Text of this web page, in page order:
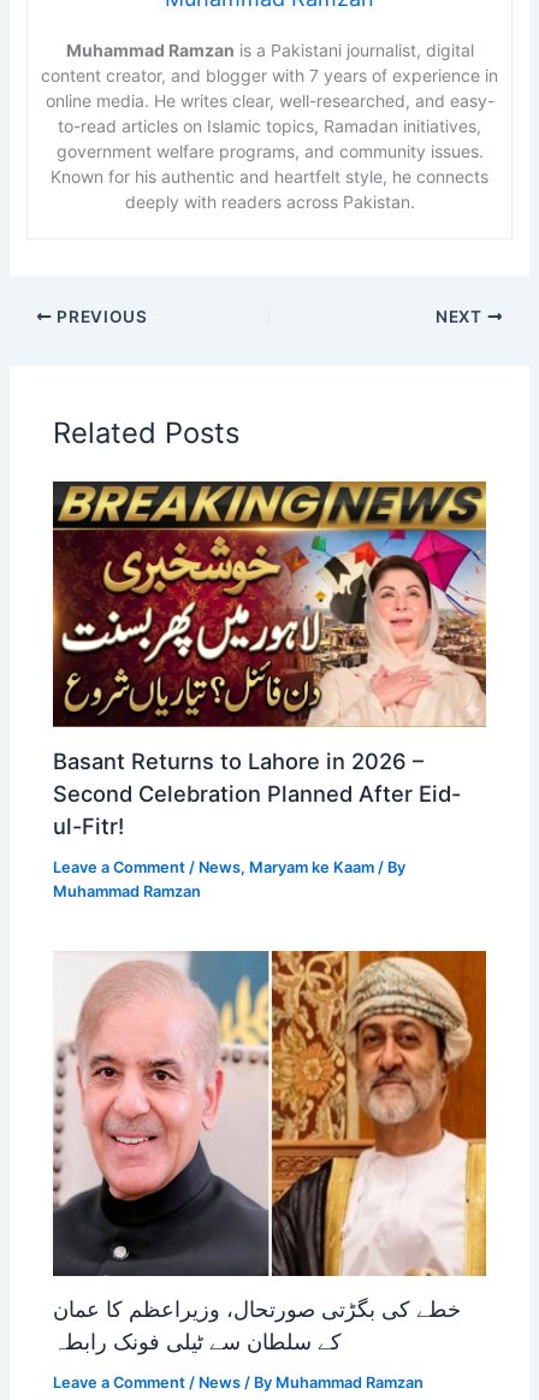
Muhammad Ramzan is a Pakistani journalist, digital
content creator, and blogger with 7 years of experience in
online media. He writes clear, well-researched, and easy-
to-read articles on Islamic topics, Ramadan initiatives,
government welfare programs, and community issues.
Known for his authentic and heartfelt style, he connects
deeply with readers across Pakistan.
PREVIOUS NEXT
Related Posts
Basant Returns to Lahore in 2026 –
Second Celebration Planned After Eid-
ul-Fitr!
Leave a Comment / News, Maryam ke Kaam / By
Muhammad Ramzan
خطے کی بگڑتی صورتحال، وزیراعظم کا عمان
کے سلطان سے ٹیلی فونک رابطہ
Leave a Comment / News / By Muhammad Ramzan